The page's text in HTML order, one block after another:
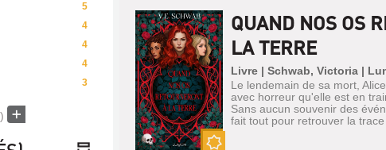
QUAND NOS OS
LA TERRE
Livre | Schwab, Victoria |
Le lendemain de sa mort,
avec horreur qu'elle est en
Sans aucun souvenir des
fait tout pour retrouver la trace
5
4
4
4
3